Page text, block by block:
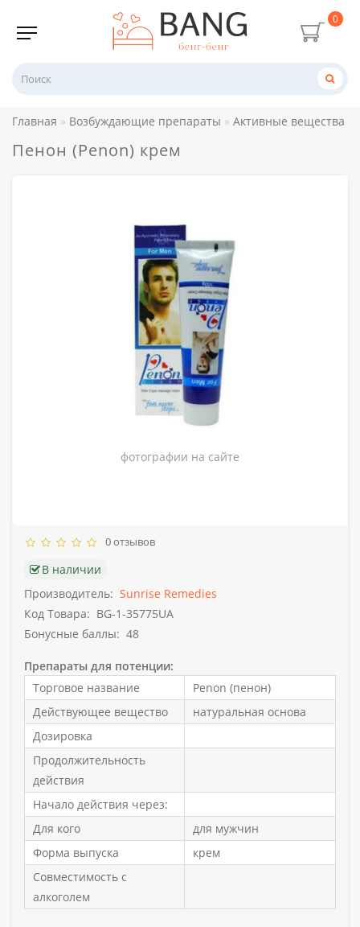
0
Главная Возбуждающие препараты Активные вещества
Пенон (Penon) крем
фотографии на сайте
0 отзывов
В наличии
Производитель: Sunrise Remedies
Код Товара: BG-1-35775UA
Бонусные баллы: 48
Препараты для потенции:
Торговое название
Penon (пенон)
Действующее вещество
натуральная основа
Дозировка
Продолжительность
действия
Начало действия через:
Для кого
для мужчин
Форма выпуска
крем
Совместимость с
алкоголем